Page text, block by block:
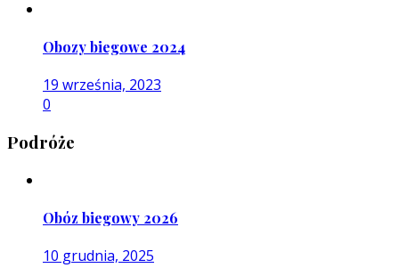
Obozy biegowe 2024
19 września, 2023
0
Podróże
Obóz biegowy 2026
10 grudnia, 2025